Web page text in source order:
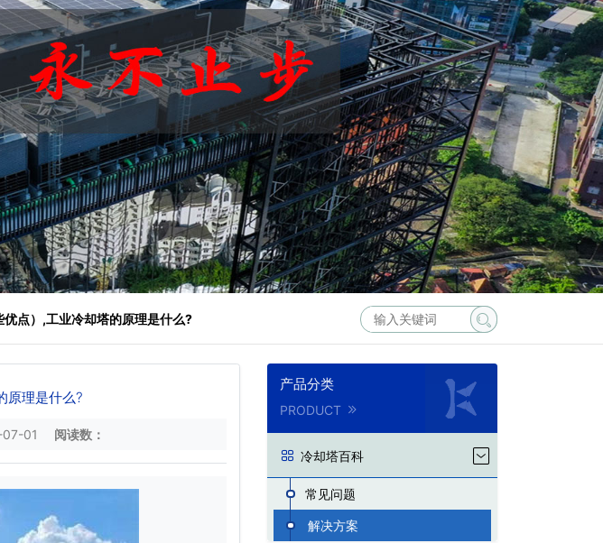
点）,工业冷却塔的原理是什么?
原理是什么?
01 阅读数：
产品分类
PRODUCT
冷却塔百科
常见问题
解决方案